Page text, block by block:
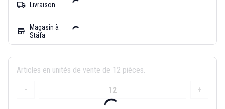
local_shipping Livraison
store
Magasin à
Stäfa
Articles en unités de vente de 12 pièces.
- +